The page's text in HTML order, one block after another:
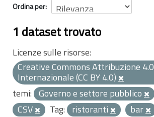
Ordina per
1 dataset trovato
Licenze sulle risorse:
Creative Commons Attribuzione 4.0
Internazionale (CC BY 4.0)
temi: Governo e settore pubblico
CSV
Tag: ristoranti
bar